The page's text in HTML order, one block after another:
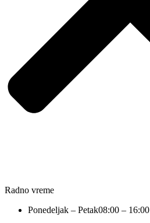
Radno vreme
Ponedeljak – Petak08:00 – 16:00